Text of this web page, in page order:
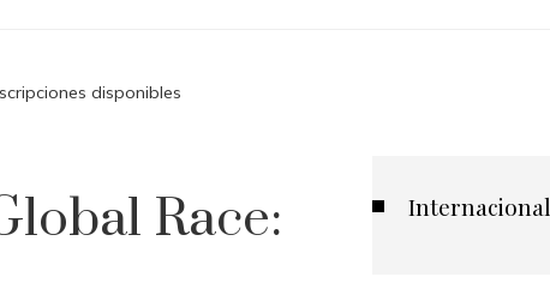
disponibles
Race:
Internacional